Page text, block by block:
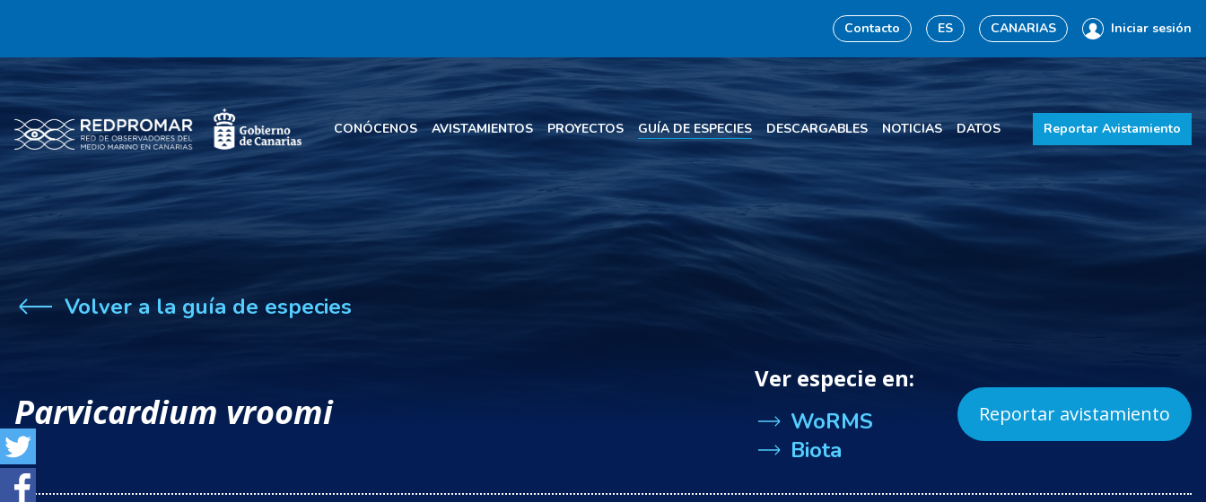
Contacto ES CANARIAS Iniciar sesión
CONÓCENOS AVISTAMIENTOS PROYECTOS GUÍA DE ESPECIES DESCARGABLES NOTICIAS DATOS Reportar Avistamiento
Volver a la guía de especies
Parvicardium vroomi
Ver especie en:
WoRMS
Biota
Reportar avistamiento